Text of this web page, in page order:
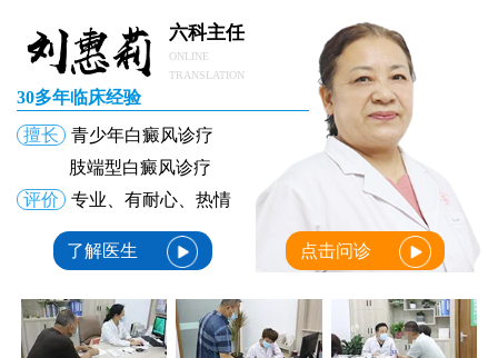
六科主任
ONLINE
TRANSLATION
30多年临床经验
擅长
青少年白癜风诊疗
肢端型白癜风诊疗
评价
专业、有耐心、热情
了解医生 点击问诊